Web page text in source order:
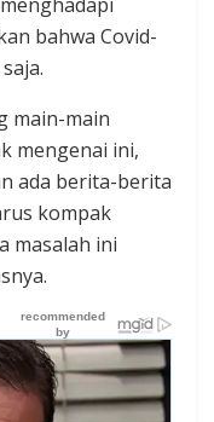
bahwa Covid-
main-main
mengenai ini,
ada berita-berita
kompak
masalah ini